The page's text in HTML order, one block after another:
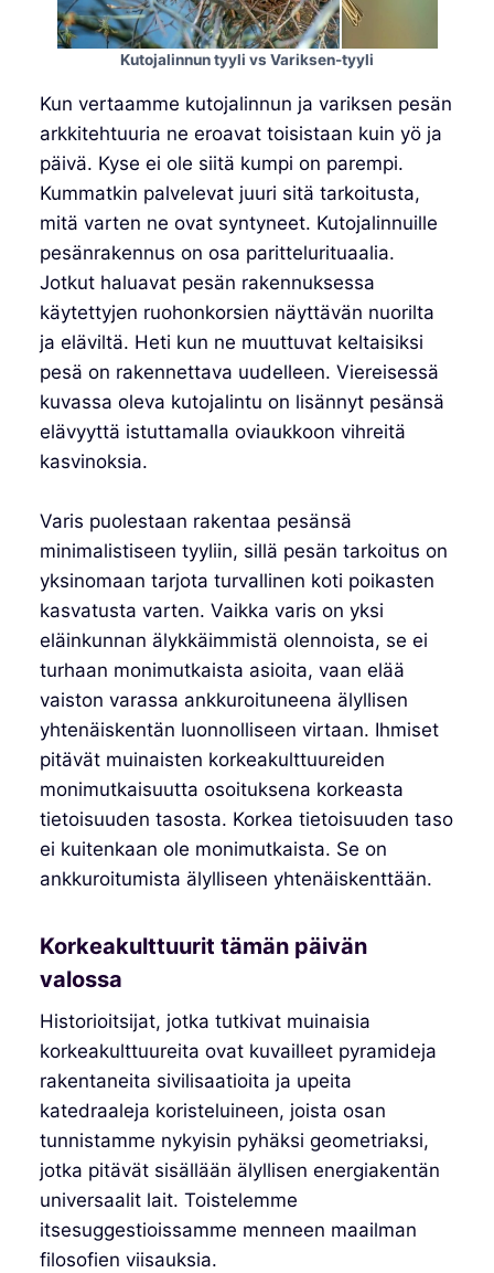
Kutojalinnun tyyli vs Variksen-tyyli
Kun vertaamme kutojalinnun ja variksen pesän
arkkitehtuuria ne eroavat toisistaan kuin yö ja
päivä. Kyse ei ole siitä kumpi on parempi.
Kummatkin palvelevat juuri sitä tarkoitusta,
mitä varten ne ovat syntyneet. Kutojalinnuille
pesänrakennus on osa parittelurituaalia.
Jotkut haluavat pesän rakennuksessa
käytettyjen ruohonkorsien näyttävän nuorilta
ja eläviltä. Heti kun ne muuttuvat keltaisiksi
pesä on rakennettava uudelleen. Viereisessä
kuvassa oleva kutojalintu on lisännyt pesänsä
elävyyttä istuttamalla oviaukkoon vihreitä
kasvinoksia.
Varis puolestaan rakentaa pesänsä
minimalistiseen tyyliin, sillä pesän tarkoitus on
yksinomaan tarjota turvallinen koti poikasten
kasvatusta varten. Vaikka varis on yksi
eläinkunnan älykkäimmistä olennoista, se ei
turhaan monimutkaista asioita, vaan elää
vaiston varassa ankkuroituneena älyllisen
yhtenäiskentän luonnolliseen virtaan. Ihmiset
pitävät muinaisten korkeakulttuureiden
monimutkaisuutta osoituksena korkeasta
tietoisuuden tasosta. Korkea tietoisuuden taso
ei kuitenkaan ole monimutkaista. Se on
ankkuroitumista älylliseen yhtenäiskenttään.
Korkeakulttuurit tämän päivän
valossa
Historioitsijat, jotka tutkivat muinaisia
korkeakulttuureita ovat kuvailleet pyramideja
rakentaneita sivilisaatioita ja upeita
katedraaleja koristeluineen, joista osan
tunnistamme nykyisin pyhäksi geometriaksi,
jotka pitävät sisällään älyllisen energiakentän
universaalit lait. Toistelemme
itsesuggestioissamme menneen maailman
filosofien viisauksia.